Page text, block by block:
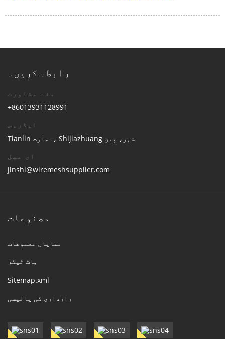
رابطہ کریں۔
مفت مشاورت
+86013931128991
ایڈریس
Tianlin عمارت، Shijiazhuang شہر، چین
ای میل
jinshi@wiremeshsupplier.com
مصنوعات
نمایاں مصنوعات
ہاٹ ٹیگز
Sitemap.xml
رازداری کی پالیسی